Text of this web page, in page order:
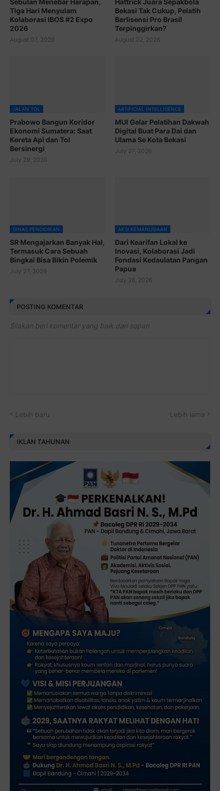
Tiga Hari Menyulam
Kolaborasi IBOS #2 Expo
2026
August 07, 2026
Bekasi Tak Cukup, Pelatih
Berlisensi Pro Brasil
Terpinggirkan?
August 02, 2026
JALAN TOL
Prabowo Bangun Koridor
Ekonomi Sumatera: Saat
Kereta Api dan Tol
Bersinergi
July 29, 2026
ARTIFICIAL INTELLIGENCE
MUI Gelar Pelatihan Dakwah
Digital Buat Para Dai dan
Ulama Se Kota Bekasi
July 27, 2026
DINAS PENDIDIKAN
SR Mengajarkan Banyak Hal,
Termasuk Cara Sebuah
Bingkai Bisa Bikin Polemik
July 27, 2026
AKSI KEMANUSIAAN
Dari Kearifan Lokal ke
Inovasi, Kolaborasi Jadi
Fondasi Kedaulatan Pangan
Papua
July 26, 2026
POSTING KOMENTAR
Silakan beri komentar yang baik dan sopan
Lebih baru Lebih lama
IKLAN TAHUNAN